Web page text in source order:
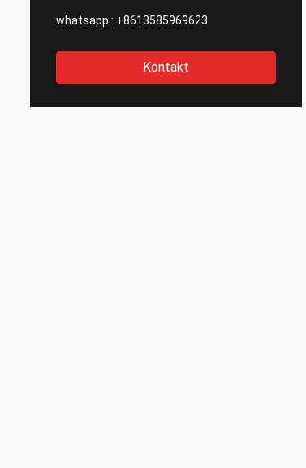
whatsapp : +8613585969623
Kontakt